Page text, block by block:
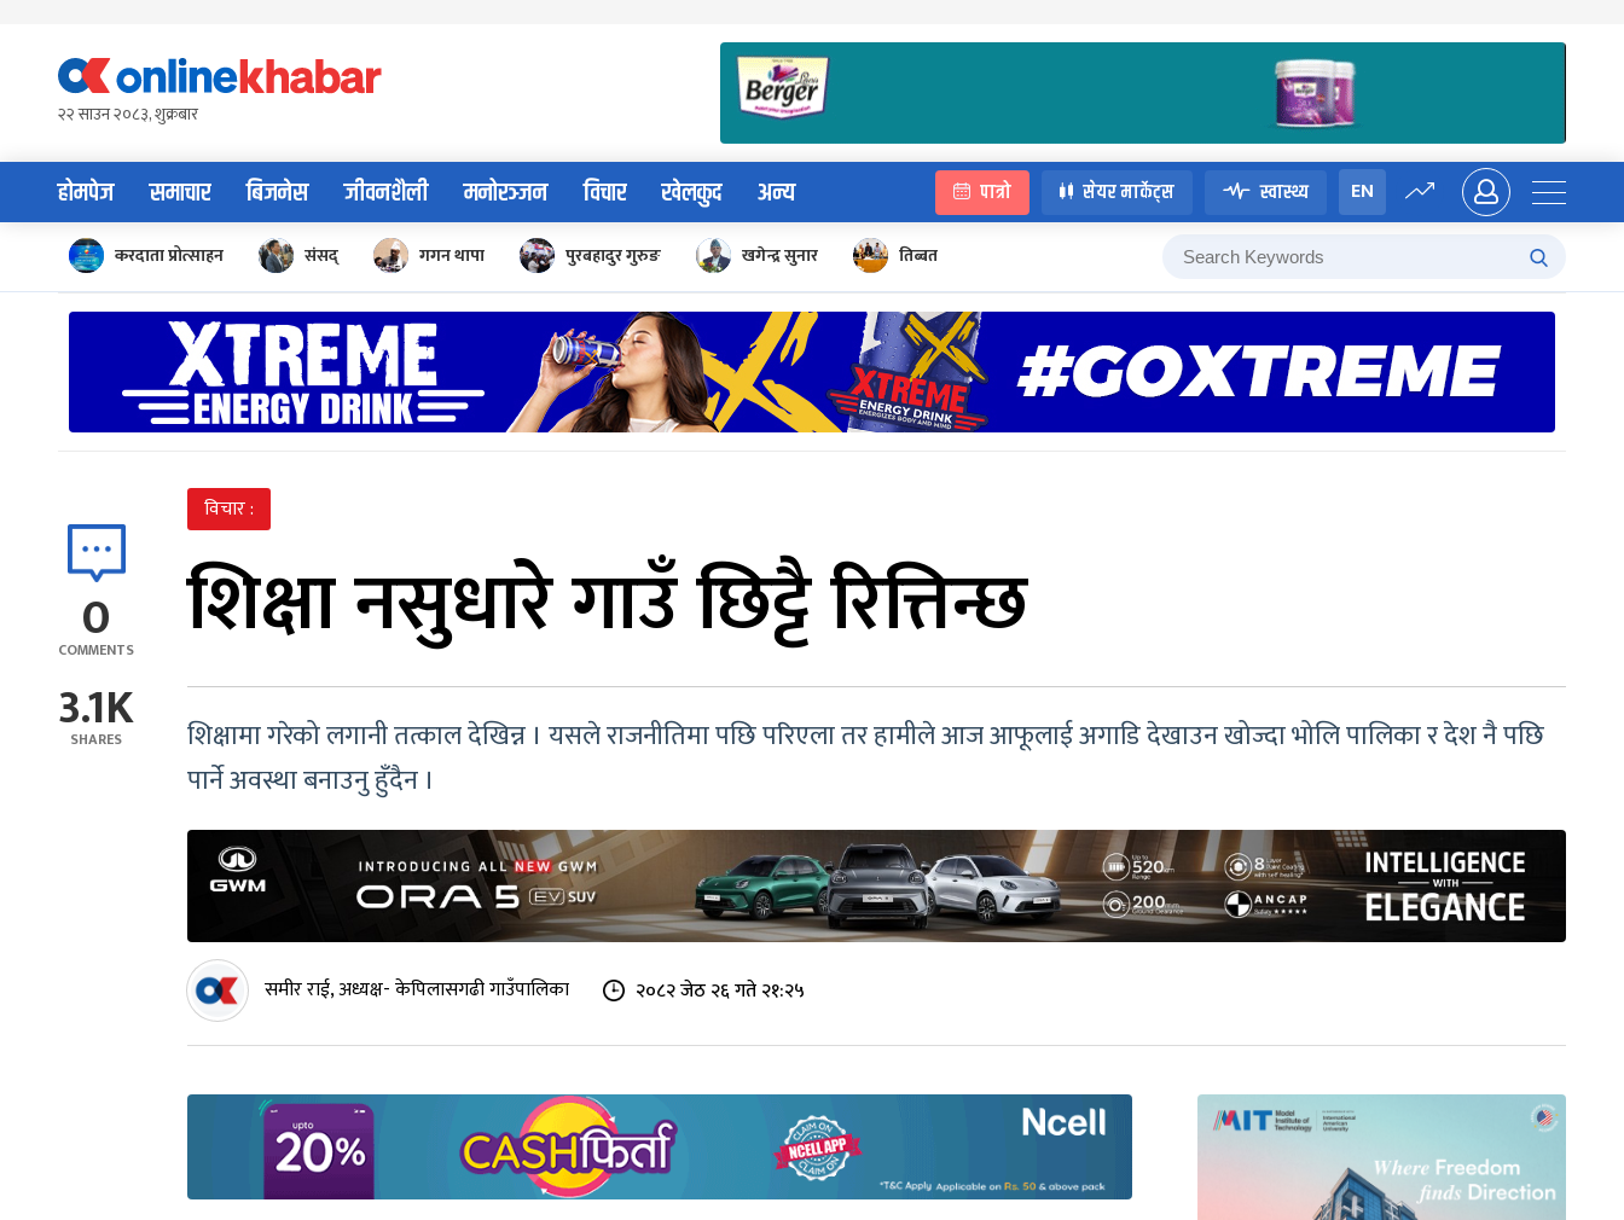
content२२ साउन २०८३, शुक्रबार
होमपेज समाचार बिजनेस जीवनशैली मनोरञ्जन विचार खेलकुद अन्य पात्रो सेयर मार्केट्स स्वास्थ्य EN
करदाता प्रोत्साहन संसद् गगन थापा पुरबहादुर गुरुङ खगेन्द्र सुनार तिब्बत
0
COMMENTS
3.1K
SHARES
विचार :
शिक्षा नसुधारे गाउँ छिट्टै रित्तिन्छ
शिक्षामा गरेको लगानी तत्काल देखिन्न । यसले राजनीतिमा पछि परिएला तर हामीले आज आफूलाई अगाडि देखाउन खोज्दा भोलि पालिका र देश नै पछि
पार्ने अवस्था बनाउनु हुँदैन ।
समीर राई, अध्यक्ष- केपिलासगढी गाउँपालिका २०८२ जेठ २६ गते २१:२५